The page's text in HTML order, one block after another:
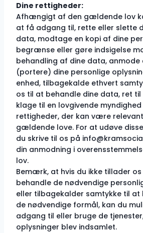
Dine rettigheder:
Afhængigt af den gældende lov
at få adgang til, rette eller slette
data, modtage en kopi af dine
begrænse eller gøre indsigelse
behandling af dine data, anmode
(portere) dine personlige
enhed, tilbagekalde ethvert
os til at behandle dine data, ret til
klage til en lovgivende
rettigheder, der kan være
gældende love. For at udøve
du skrive til os på
din anmodning i
lov.
Bemærk, at hvis du ikke tillader
behandle de nødvendige
eller tilbagekalder samtykke til at
de nødvendige formål, kan du
adgang til eller bruge de
oplysninger blev indsamlet.